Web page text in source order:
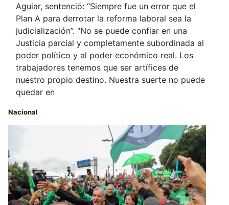
Aguiar, sentenció: “Siempre fue un error que el
Plan A para derrotar la reforma laboral sea la
judicialización”. “No se puede confiar en una
Justicia parcial y completamente subordinada al
poder político y al poder económico real. Los
trabajadores tenemos que ser artífices de
nuestro propio destino. Nuestra suerte no puede
quedar en
Nacional